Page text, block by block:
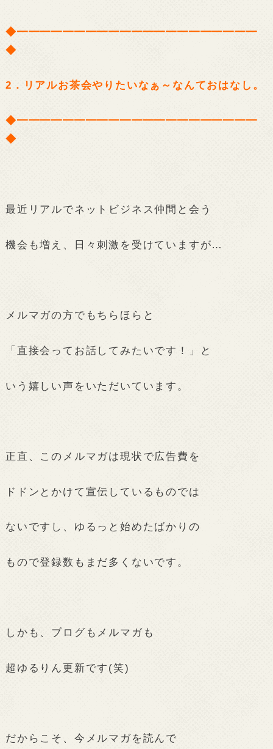
◆━━━━━━━━━━━━━━━━━━━━━
◆
2．リアルお茶会やりたいなぁ～なんておはなし。
◆━━━━━━━━━━━━━━━━━━━━━
◆
最近リアルでネットビジネス仲間と会う
機会も増え、日々刺激を受けていますが…
メルマガの方でもちらほらと
「直接会ってお話してみたいです！」と
いう嬉しい声をいただいています。
正直、このメルマガは現状で広告費を
ドドンとかけて宣伝しているものでは
ないですし、ゆるっと始めたばかりの
もので登録数もまだ多くないです。
しかも、ブログもメルマガも
超ゆるりん更新です(笑)
だからこそ、今メルマガを読んで